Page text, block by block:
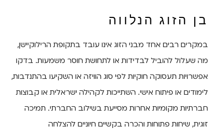
בן הזוג הנלווה
במקרים רבים אחד מבני הזוג אינו עובד בתקופת הרילוקיישן,
מה שעלול להוביל לבדידות או לתחושת חוסר משמעות. בדקו
אפשרויות תעסוקה חוקיות לפי סוג הוויזה או השקיעו בהתנדבות,
לימודים או פיתוח אישי. השתייכות לקהילה ישראלית או קבוצות
חברתיות מקומיות אחרות מסייעת בשילוב החברתי. תמיכה
זוגית, שיחות פתוחות והכרה בקשיים חיוניים להצלחה